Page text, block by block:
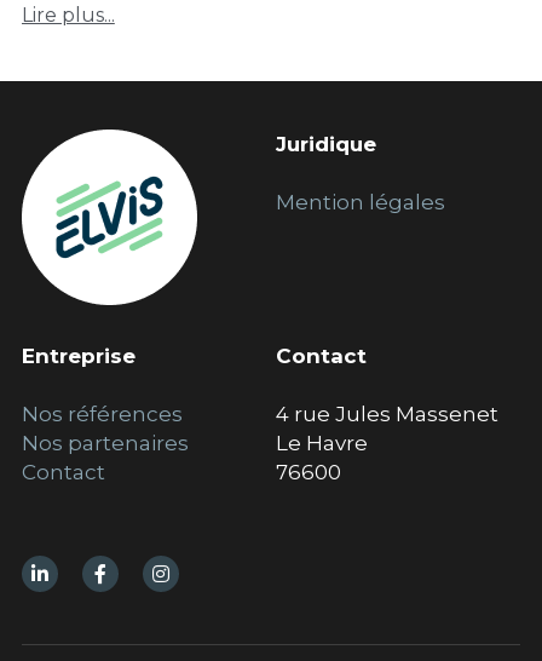
Lire plus...
Juridique
Mention légales
Entreprise
Nos références
Nos partenaires
Contact
Contact
4 rue Jules Massenet
Le Havre
76600